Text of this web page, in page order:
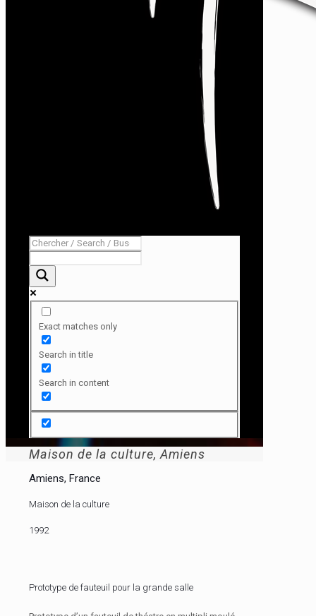
Exact matches only
Search in title
Search in content
Maison de la culture, Amiens
Amiens, France
Maison de la culture
1992
Prototype de fauteuil pour la grande salle